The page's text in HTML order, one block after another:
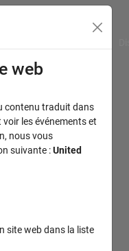
web
contenu traduit dans
les événements et
nous vous
suivante :United
site web dans la liste